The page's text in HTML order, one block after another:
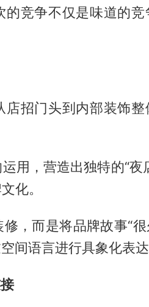
竞争不仅是味道的
店招门头到内部装饰
用，营造出独特的“夜
化。
，而是将品牌故事“
间语言进行具象化表达